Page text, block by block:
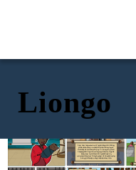
Liongo
Siya ang nagmamay-ari ng karangalan bilang
pinakamahusay na makata sa kanilang lugar.
Malakas at mataas din siya. Si Liongo ay hindi
nasusugatan ng ano mang mga armas. Ngunit
kung siya ay natamaan ng karayon ay
mamamatay siya. Tanging siya at ang kanyang
inang si Mbwasho ang nakakaalam nito.